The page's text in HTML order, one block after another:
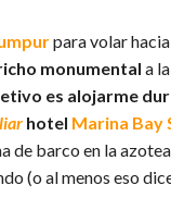
para volar hacia
monumental a
es alojarme
hotel Marina Bay
de barco en la
(o al menos eso